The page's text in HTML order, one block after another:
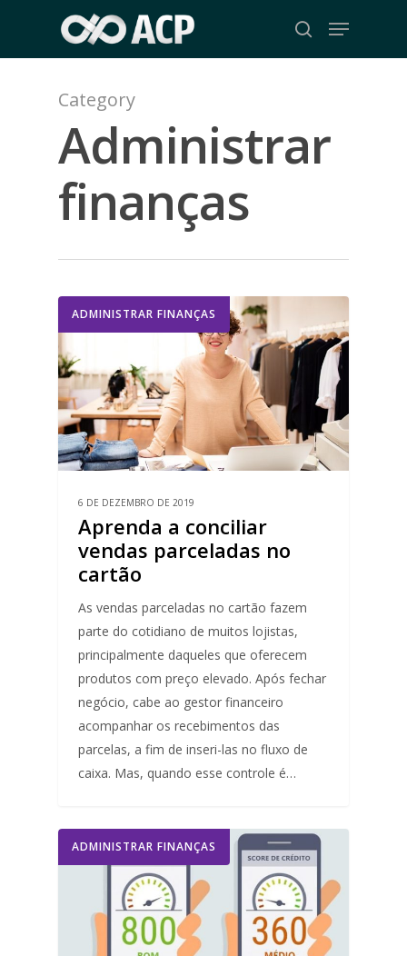
main
search
Menu
Category
Administrar
finanças
ADMINISTRAR FINANÇAS
6 DE DEZEMBRO DE 2019
Aprenda a conciliar
vendas parceladas no
cartão
As vendas parceladas no cartão fazem
parte do cotidiano de muitos lojistas,
principalmente daqueles que oferecem
produtos com preço elevado. Após fechar
negócio, cabe ao gestor financeiro
acompanhar os recebimentos das
parcelas, a fim de inseri-las no fluxo de
caixa. Mas, quando esse controle é…
ADMINISTRAR FINANÇAS
Close